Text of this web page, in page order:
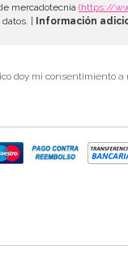
mercadotecnia (https://
| Información
doy mi consentimiento